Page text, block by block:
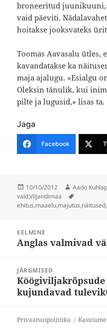
broneeritud
vaid päeviti.
hoitakse jooksvateks
Toomas Aavasalu ütles,
kavandatakse ka
maja ajalugu. «Esialgu
Oleksin tänulik, kui
pilte ja lugusid,» lisas ta.
Jaga
Facebook
Postitatud
10/10/2012 Autor
Aado Kuhlap
vald,Viljandimaa
ehitus,maaelu,majutus,näitused,
EELMINE
Eelmine
Anglas valmivad
JÄRGMISED
Järgmine
postitus:
kujundavad
Privaatsuspoliitika